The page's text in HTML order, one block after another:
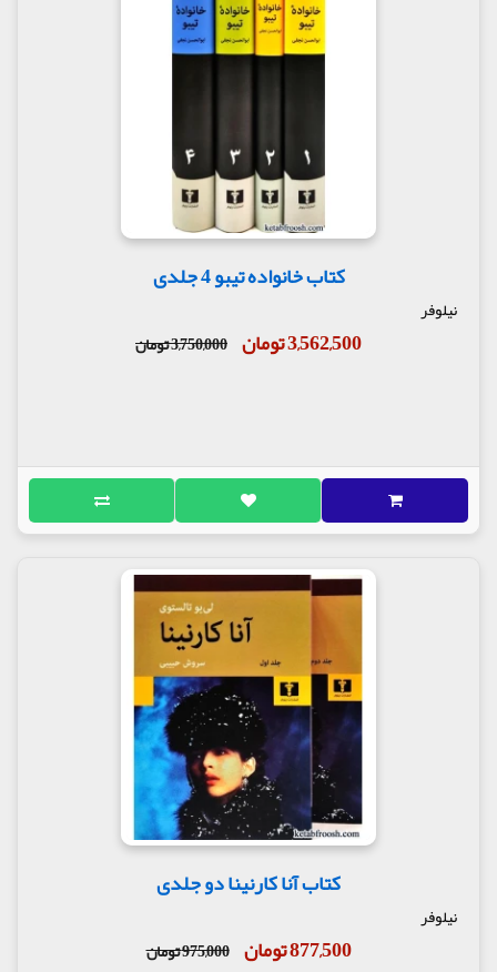
کتاب خانواده تیبو 4 جلدی
نیلوفر
3,562,500 تومان 3,750,000 تومان
کتاب آنا کارنینا دو جلدی
نیلوفر
877,500 تومان 975,000 تومان